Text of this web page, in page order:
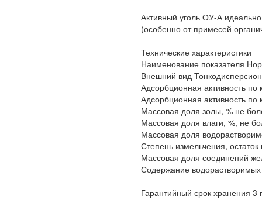
Активный уголь ОУ-А
(особенно от примесей
Технические характеристики
Наименование показателя
Внешний вид
Адсорбционная активность
Адсорбционная активность
Массовая доля золы, % не
Массовая доля влаги, %, не
Массовая доля
Степень измельчения,
Массовая доля соединений
Содержание водорастворимых
Гарантийный срок хранения